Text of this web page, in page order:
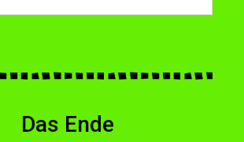
Das Ende